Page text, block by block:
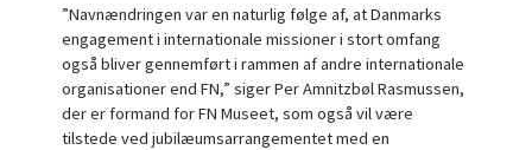
”Navnændringen var en naturlig følge af, at Danmarks
engagement i internationale missioner i stort omfang
også bliver gennemført i rammen af andre internationale
organisationer end FN,” siger Per Amnitzbøl Rasmussen,
der er formand for FN Museet, som også vil være
tilstede ved jubilæumsarrangementet med en